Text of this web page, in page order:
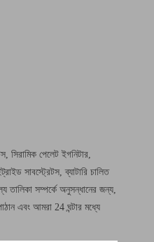
সিরামিক পেলেট ইগনিটার,
সাবস্ট্রেটস, ব্যাটারি চালিত
তালিকা সম্পর্কে অনুসন্ধানের জন্য,
এবং আমরা 24 ঘন্টার মধ্যে